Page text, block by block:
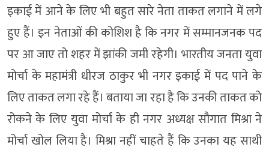
इकाई में आने के लिए भी बहुत सारे नेता ताकत लगाने में लगे
हुए हैं। इन नेताओं की कोशिश है कि नगर में सम्मानजनक पद
पर आ जाए तो शहर में झांकी जमी रहेगी। भारतीय जनता युवा
मोर्चा के महामंत्री धीरज ठाकुर भी नगर इकाई में पद पाने के
लिए ताकत लगा रहे हैं। बताया जा रहा है कि उनकी ताकत को
रोकने के लिए युवा मोर्चा के ही नगर अध्यक्ष सौगात मिश्रा ने
मोर्चा खोल लिया है। मिश्रा नहीं चाहते हैं कि उनका यह साथी